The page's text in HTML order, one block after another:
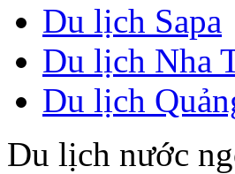
Du lịch Sapa
Du lịch Nha
Du lịch
Du lịch nước